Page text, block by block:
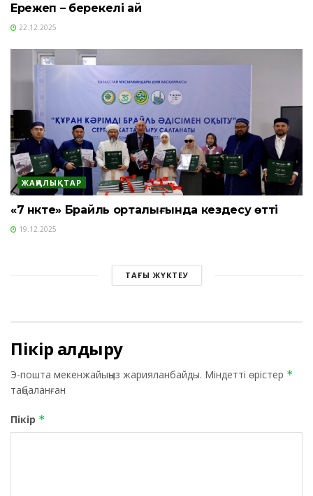
Ережеп – берекелі ай
22.12.2025
ЖАҢАЛЫҚТАР
«7 нүкте» Брайль орталығында кездесу өтті
19.12.2025
ТАҒЫ ЖҮКТЕУ
Пікір қалдыру
Э-пошта мекенжайыңыз жарияланбайды. Міндетті өрістер *
таңбаланған
Пікір *